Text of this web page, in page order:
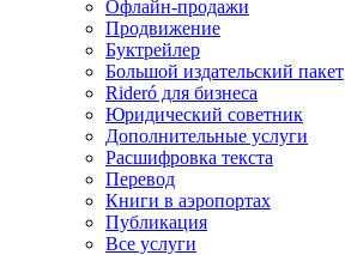
Офлайн-продажи
Продвижение
Буктрейлер
Большой издательский пакет
Rideró для бизнеса
Юридический советник
Дополнительные услуги
Расшифровка текста
Перевод
Книги в аэропортах
Публикация
Все услуги